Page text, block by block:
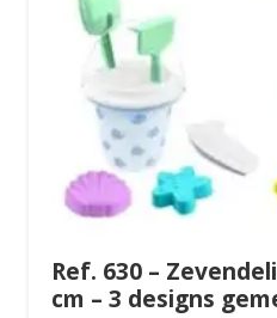
Ref. 630 –
cm – 3 designs